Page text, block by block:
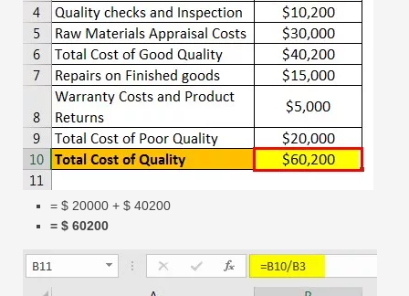
= $ 20000 + $ 40200
= $ 60200